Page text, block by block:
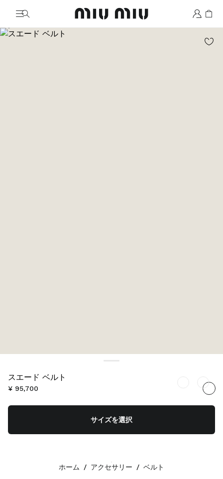
MiuMiu logo
画像に移動 1
画像に移動 2
スエード ベルト
¥ 95,700
サイズを選択
オリーブグリーン
ホーム / アクセサリー / ベルト